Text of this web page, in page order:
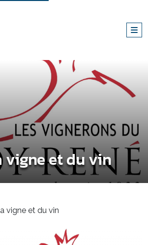
vigne et du vin
vigne et du vin